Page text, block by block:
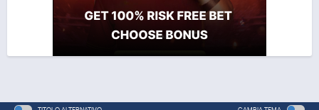
One Piece Movie 06: Omatsuri Danshaku to Himitsu
no Shima (ITA)
Movie - 2005 - 1h e 31 min/ep